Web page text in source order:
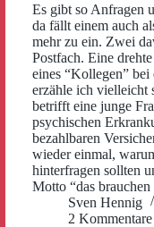
Es gibt so Anfragen
da fällt einem auch
mehr zu ein. Zwei
Postfach. Eine
eines “Kollegen”
erzähle ich vielleicht
betrifft eine junge
psychischen
bezahlbaren
wieder einmal,
hinterfragen sollten
Motto “das
Sven Hennig
2 Kommentare